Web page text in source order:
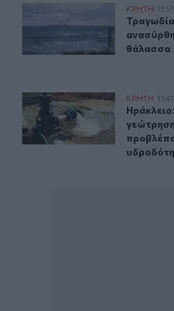
Τραγωδία στα Μάλια:ΚΡΗΤΗ
θάλασσα
Ηράκλειο: Σοβαρή βλάβη
ΚΡΗΤΗ